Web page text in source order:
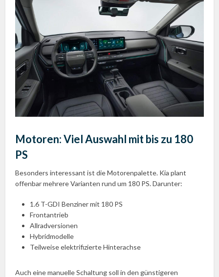
Motoren: Viel Auswahl mit bis zu 180
PS
Besonders interessant ist die Motorenpalette. Kia plant
offenbar mehrere Varianten rund um 180 PS. Darunter:
1.6 T-GDI Benziner mit 180 PS
Frontantrieb
Allradversionen
Hybridmodelle
Teilweise elektrifizierte Hinterachse
Auch eine manuelle Schaltung soll in den günstigeren